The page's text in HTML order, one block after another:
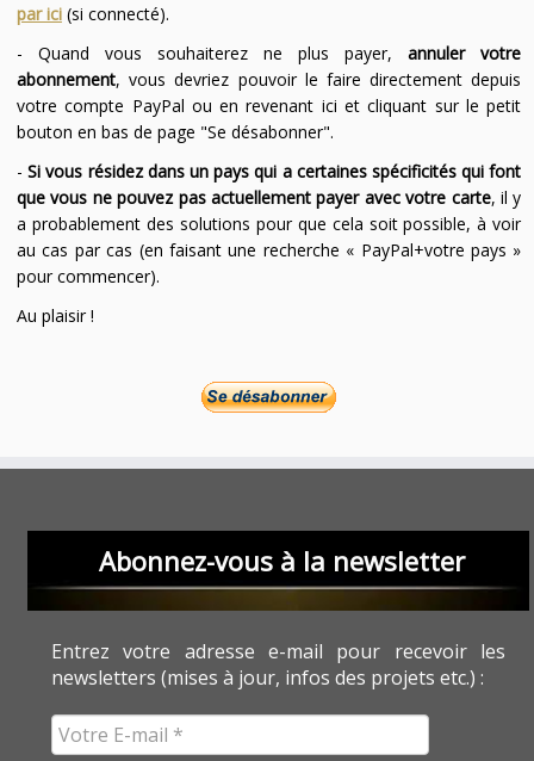
par ici(si connecté).
- Quand vous souhaiterez ne plus payer,annuler votre
abonnement, vous devriez pouvoir le faire directement depuis
votre compte PayPal ou en revenant ici et cliquant sur le petit
bouton en bas de page "Se désabonner".
-Si vous résidez dans un pays qui a certaines spécificités qui font
que vous ne pouvez pas actuellement payer avec votre carte, il y
a probablement des solutions pour que cela soit possible, à voir
au cas par cas (en faisant une recherche « PayPal+votre pays »
pour commencer).
Au plaisir !
Abonnez-vous à la newsletter
Entrez votre adresse e-mail pour recevoir les
newsletters (mises à jour, infos des projets etc.) :